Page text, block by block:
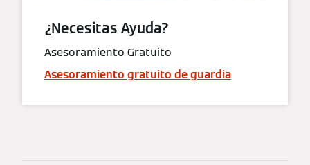
¿Necesitas Ayuda?
Asesoramiento Gratuito
Asesoramiento gratuito de guardia